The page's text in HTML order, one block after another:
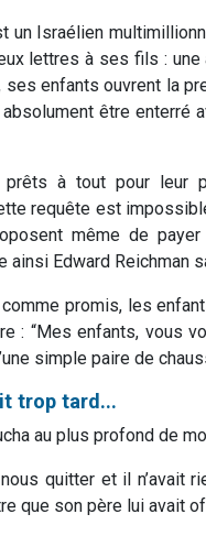
un Israélien
lettres à ses fils :
enfants ouvrent la
être enterré
prêts à tout pour leur
requête est
même de
ainsi Edward Reichman
comme promis, les
: “Mes enfants, vous
simple paire de
trop tard...
au plus profond de
quitter et il n’avait
que son père lui avait